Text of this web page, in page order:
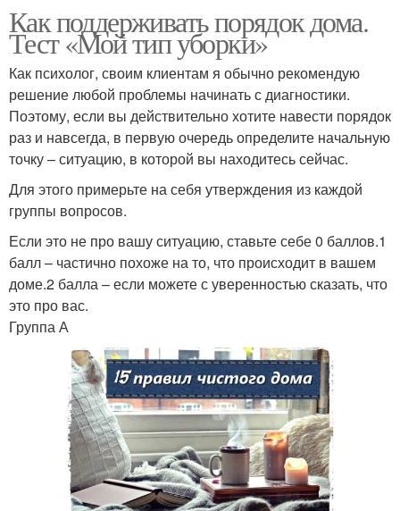
Как поддерживать порядок дома.
Тест «Мой тип уборки»
Как психолог, своим клиентам я обычно рекомендую
решение любой проблемы начинать с диагностики.
Поэтому, если вы действительно хотите навести порядок
раз и навсегда, в первую очередь определите начальную
точку – ситуацию, в которой вы находитесь сейчас.
Для этого примерьте на себя утверждения из каждой
группы вопросов.
Если это не про вашу ситуацию, ставьте себе 0 баллов.1
балл – частично похоже на то, что происходит в вашем
доме.2 балла – если можете с уверенностью сказать, что
это про вас.
Группа А